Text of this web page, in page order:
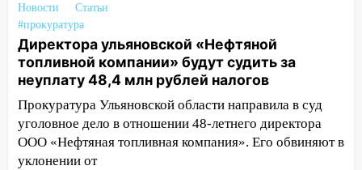
трамваи
12:17 Ульяновск накрыл крупный град:
после ливня город снова уходит под
воду
12:12 Прокуратура взяла на контроль
ДТП с шестилетним ребёнком на улице
Федерации
Новости
Статьи
#прокуратура
Директора ульяновской «Нефтяной
топливной компании» будут судить за
неуплату 48,4 млн рублей налогов
Прокуратура Ульяновской области направила в суд
уголовное дело в отношении 48-летнего директора
ООО «Нефтяная топливная компания». Его обвиняют в
уклонении от